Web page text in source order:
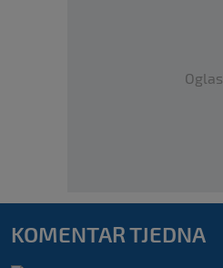
Oglas
KOMENTAR TJEDNA